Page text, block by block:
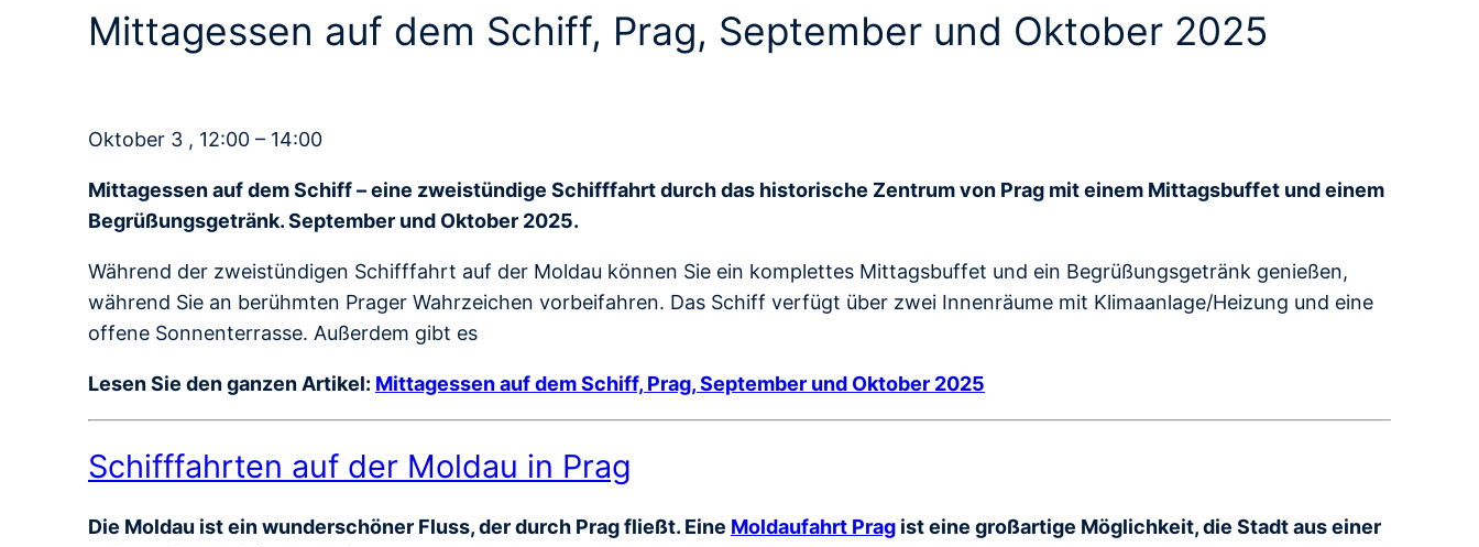
Mittagessen auf dem Schiff, Prag, September und Oktober 2025
Oktober 3 , 12:00 – 14:00
Mittagessen auf dem Schiff – eine zweistündige Schifffahrt durch das historische Zentrum von Prag mit einem Mittagsbuffet und einem
Begrüßungsgetränk. September und Oktober 2025.
Während der zweistündigen Schifffahrt auf der Moldau können Sie ein komplettes Mittagsbuffet und ein Begrüßungsgetränk genießen,
während Sie an berühmten Prager Wahrzeichen vorbeifahren. Das Schiff verfügt über zwei Innenräume mit Klimaanlage/Heizung und eine
offene Sonnenterrasse. Außerdem gibt es
Lesen Sie den ganzen Artikel: Mittagessen auf dem Schiff, Prag, September und Oktober 2025
Schifffahrten auf der Moldau in Prag
Die Moldau ist ein wunderschöner Fluss, der durch Prag fließt. Eine Moldaufahrt Prag ist eine großartige Möglichkeit, die Stadt aus einer